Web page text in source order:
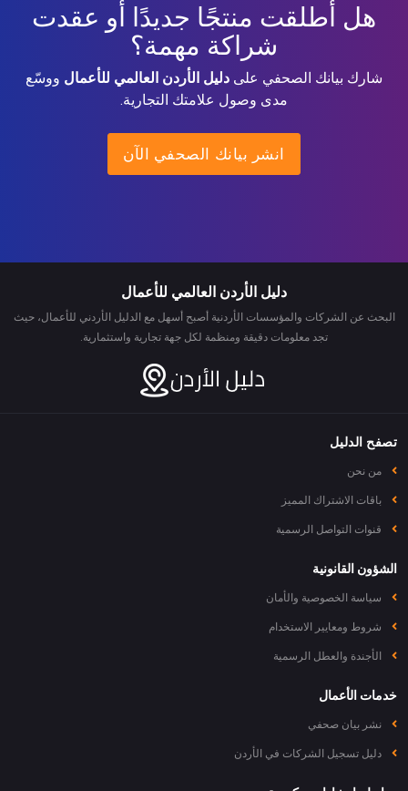
هل أطلقت منتجًا جديدًا أو عقدت
شراكة مهمة؟
شارك بيانك الصحفي على دليل الأردن العالمي للأعمال ووسّع
مدى وصول علامتك التجارية.
انشر بيانك الصحفي الآن
دليل الأردن العالمي للأعمال
البحث عن الشركات والمؤسسات الأردنية أصبح أسهل مع الدليل الأردني للأعمال، حيث
تجد معلومات دقيقة ومنظمة لكل جهة تجارية واستثمارية.
تصفح الدليل
من نحن
باقات الاشتراك المميز
قنوات التواصل الرسمية
الشؤون القانونية
سياسة الخصوصية والأمان
شروط ومعايير الاستخدام
الأجندة والعطل الرسمية
خدمات الأعمال
نشر بيان صحفي
دليل تسجيل الشركات في الأردن